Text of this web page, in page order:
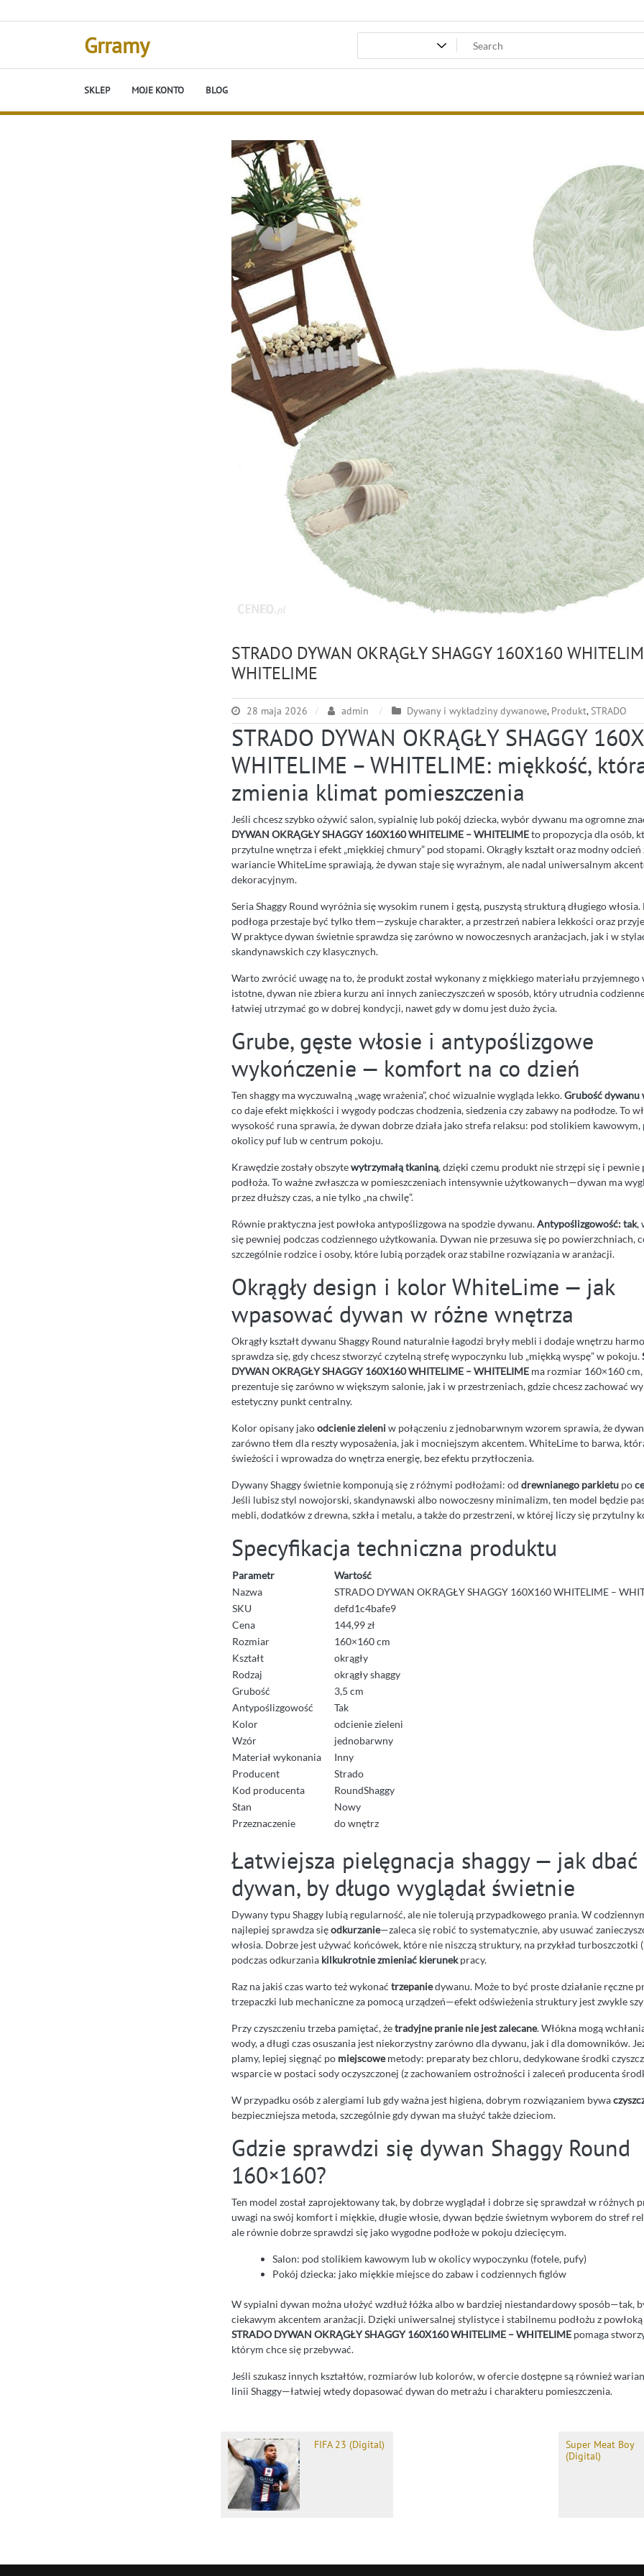
to
Grramy
SKLEP MOJE KONTO BLOG
STRADO DYWAN OKRĄGŁY SHAGGY 160X160
WHITELIME
28 maja 2026 admin Dywany i wykładziny dywanowe, Produkt, STRADO
STRADO DYWAN OKRĄGŁY SHAGGY
WHITELIME – WHITELIME: miękkość,
zmienia klimat pomieszczenia
Jeśli chcesz szybko ożywić salon, sypialnię lub pokój dziecka, wybór dywanu ma ogromne
DYWAN OKRĄGŁY SHAGGY 160X160 WHITELIME – WHITELIMEto propozycja dla osób,
przytulne wnętrza i efekt „miękkiej chmury” pod stopami. Okrągły kształt oraz modny
wariancie WhiteLime sprawiają, że dywan staje się wyraźnym, ale nadal uniwersalnym
dekoracyjnym.
Seria Shaggy Round wyróżnia się wysokim runem i gęstą, puszystą strukturą długiego
podłoga przestaje być tylko tłem—zyskuje charakter, a przestrzeń nabiera lekkości oraz
W praktyce dywan świetnie sprawdza się zarówno w nowoczesnych aranżacjach, jak i w
skandynawskich czy klasycznych.
Warto zwrócić uwagę na to, że produkt został wykonany z miękkiego materiału przyjemnego
istotne, dywan nie zbiera kurzu ani innych zanieczyszczeń w sposób, który utrudnia
łatwiej utrzymać go w dobrej kondycji, nawet gdy w domu jest dużo życia.
Grube, gęste włosie i antypoślizgowe
wykończenie — komfort na co dzień
Ten shaggy ma wyczuwalną „wagę wrażenia”, choć wizualnie wygląda lekko.Grubość dywanu
co daje efekt miękkości i wygody podczas chodzenia, siedzenia czy zabawy na podłodze. To
wysokość runa sprawia, że dywan dobrze działa jako strefa relaksu: pod stolikiem
okolicy puf lub w centrum pokoju.
Krawędzie zostały obszytewytrzymałą tkaniną, dzięki czemu produkt nie strzępi się i pewnie
podłoża. To ważne zwłaszcza w pomieszczeniach intensywnie użytkowanych—dywan ma
przez dłuższy czas, a nie tylko „na chwilę”.
Równie praktyczna jest powłoka antypoślizgowa na spodzie dywanu.Antypoślizgowość: tak,
się pewniej podczas codziennego użytkowania. Dywan nie przesuwa się po powierzchniach,
szczególnie rodzice i osoby, które lubią porządek oraz stabilne rozwiązania w aranżacji.
Okrągły design i kolor WhiteLime — jak
wpasować dywan w różne wnętrza
Okrągły kształt dywanu Shaggy Round naturalnie łagodzi bryły mebli i dodaje wnętrzu
sprawdza się, gdy chcesz stworzyć czytelną strefę wypoczynku lub „miękką wyspę” w pokoju.
DYWAN OKRĄGŁY SHAGGY 160X160 WHITELIME – WHITELIME ma rozmiar 160×160
prezentuje się zarówno w większym salonie, jak i w przestrzeniach, gdzie chcesz zachować
estetyczny punkt centralny.
Kolor opisany jakoodcienie zieleniw połączeniu z jednobarwnym wzorem sprawia, że
zarówno tłem dla reszty wyposażenia, jak i mocniejszym akcentem. WhiteLime to barwa,
świeżości i wprowadza do wnętrza energię, bez efektu przytłoczenia.
Dywany Shaggy świetnie komponują się z różnymi podłożami: od drewnianego parkietu po
Jeśli lubisz styl nowojorski, skandynawski albo nowoczesny minimalizm, ten model będzie
mebli, dodatków z drewna, szkła i metalu, a także do przestrzeni, w której liczy się przytulny
Specyfikacja techniczna produktu
Parametr
Wartość
Nazwa
STRADO DYWAN OKRĄGŁY SHAGGY 160X160 WHITELIME –
SKU
defd1c4bafe9
Cena
144,99 zł
Rozmiar
160×160 cm
Kształt
okrągły
Rodzaj
okrągły shaggy
Grubość
3,5 cm
Antypoślizgowość
Tak
Kolor
odcienie zieleni
Wzór
jednobarwny
Materiał wykonania
Inny
Producent
Strado
Kod producenta
RoundShaggy
Stan
Nowy
Przeznaczenie
do wnętrz
Łatwiejsza pielęgnacja shaggy — jak dbać
dywan, by długo wyglądał świetnie
Dywany typu Shaggy lubią regularność, ale nie tolerują przypadkowego prania. W
najlepiej sprawdza sięodkurzanie—zaleca się robić to systematycznie, aby usuwać
włosia. Dobrze jest używać końcówek, które nie niszczą struktury, na przykład turboszczotki
podczas odkurzania kilkukrotnie zmieniać kierunekpracy.
Raz na jakiś czas warto też wykonać trzepaniedywanu. Może to być proste działanie ręczne
trzepaczki lub mechaniczne za pomocą urządzeń—efekt odświeżenia struktury jest zwykle
Przy czyszczeniu trzeba pamiętać, żetradyjne pranie nie jest zalecane. Włókna mogą
wody, a długi czas osuszania jest niekorzystny zarówno dla dywanu, jak i dla domowników.
plamy, lepiej sięgnąć po miejscowemetody: preparaty bez chloru, dedykowane środki
wsparcie w postaci sody oczyszczonej (z zachowaniem ostrożności i zaleceń producenta
W przypadku osób z alergiami lub gdy ważna jest higiena, dobrym rozwiązaniem bywa
bezpieczniejsza metoda, szczególnie gdy dywan ma służyć także dzieciom.
Gdzie sprawdzi się dywan Shaggy Round
160×160?
Ten model został zaprojektowany tak, by dobrze wyglądał i dobrze się sprawdzał w różnych
uwagi na swój komfort i miękkie, długie włosie, dywan będzie świetnym wyborem do stref
ale równie dobrze sprawdzi się jako wygodne podłoże w pokoju dziecięcym.
Salon: pod stolikiem kawowym lub w okolicy wypoczynku (fotele, pufy)
Pokój dziecka: jako miękkie miejsce do zabaw i codziennych figlów
W sypialni dywan można ułożyć wzdłuż łóżka albo w bardziej niestandardowy sposób—tak,
ciekawym akcentem aranżacji. Dzięki uniwersalnej stylistyce i stabilnemu podłożu z
STRADO DYWAN OKRĄGŁY SHAGGY 160X160 WHITELIME – WHITELIME pomaga
którym chce się przebywać.
Jeśli szukasz innych kształtów, rozmiarów lub kolorów, w ofercie dostępne są również
linii Shaggy—łatwiej wtedy dopasować dywan do metrażu i charakteru pomieszczenia.
FIFA 23 (Digital)
Super Meat Boy
(Digital)